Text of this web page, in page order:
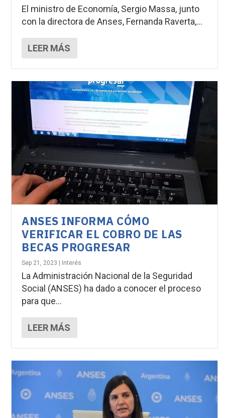
El ministro de Economía, Sergio Massa, junto
con la directora de Anses, Fernanda Raverta,...
LEER MÁS
ANSES INFORMA CÓMO
VERIFICAR EL COBRO DE LAS
BECAS PROGRESAR
Sep 21, 2023 Interés
La Administración Nacional de la Seguridad
Social (ANSES) ha dado a conocer el proceso
para que...
LEER MÁS